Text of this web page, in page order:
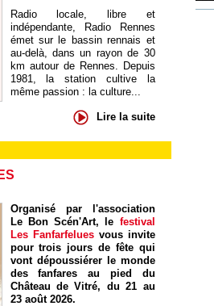
Radio locale, libre et
indépendante, Radio Rennes
émet sur le bassin rennais et
au-delà, dans un rayon de 30
km autour de Rennes. Depuis
1981, la station cultive la
même passion : la culture...
Lire la suite
Organisé par l'association
Le Bon Scén'Art, le festival
Les Fanfarfelues vous invite
pour trois jours de fête qui
vont dépoussiérer le monde
des fanfares au pied du
Château de Vitré, du 21 au
23 août 2026.